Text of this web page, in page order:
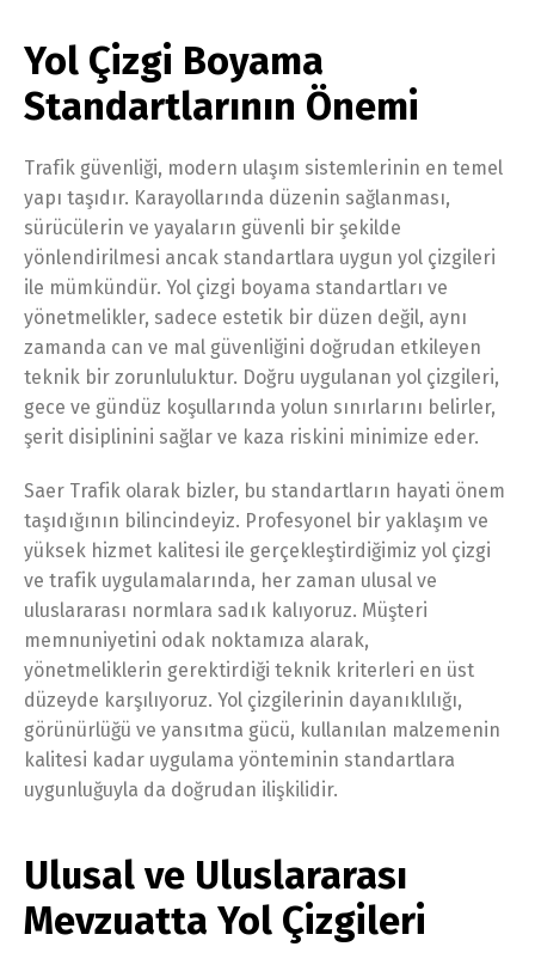
Yol Çizgi Boyama
Standartlarının Önemi
Trafik güvenliği, modern ulaşım sistemlerinin en temel
yapı taşıdır. Karayollarında düzenin sağlanması,
sürücülerin ve yayaların güvenli bir şekilde
yönlendirilmesi ancak standartlara uygun yol çizgileri
ile mümkündür. Yol çizgi boyama standartları ve
yönetmelikler, sadece estetik bir düzen değil, aynı
zamanda can ve mal güvenliğini doğrudan etkileyen
teknik bir zorunluluktur. Doğru uygulanan yol çizgileri,
gece ve gündüz koşullarında yolun sınırlarını belirler,
şerit disiplinini sağlar ve kaza riskini minimize eder.
Saer Trafik olarak bizler, bu standartların hayati önem
taşıdığının bilincindeyiz. Profesyonel bir yaklaşım ve
yüksek hizmet kalitesi ile gerçekleştirdiğimiz yol çizgi
ve trafik uygulamalarında, her zaman ulusal ve
uluslararası normlara sadık kalıyoruz. Müşteri
memnuniyetini odak noktamıza alarak,
yönetmeliklerin gerektirdiği teknik kriterleri en üst
düzeyde karşılıyoruz. Yol çizgilerinin dayanıklılığı,
görünürlüğü ve yansıtma gücü, kullanılan malzemenin
kalitesi kadar uygulama yönteminin standartlara
uygunluğuyla da doğrudan ilişkilidir.
Ulusal ve Uluslararası
Mevzuatta Yol Çizgileri